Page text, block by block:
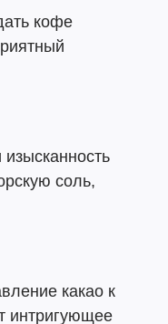
кофе
соль,
какао к
интригующее